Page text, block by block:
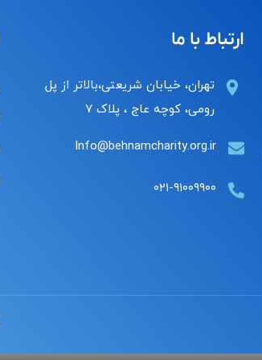
ارتباط با ما
تهران، خیابان شریعتی،بالاتر از پل
رومی، کوچه عاج ، پلاک ۷
Info@behnamcharity.org.ir
۰۲۱-۹۱۰۰۹۹۰۰